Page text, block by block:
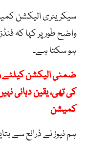
سیکریٹری الیکشن
واضح طور پر کہا کہ
ہو سکتا ہے۔
ضمنی الیکشن کیلئے
کی تھی، یقین دہانی
کمیشن
ہم نیوز نے ذرائع سے